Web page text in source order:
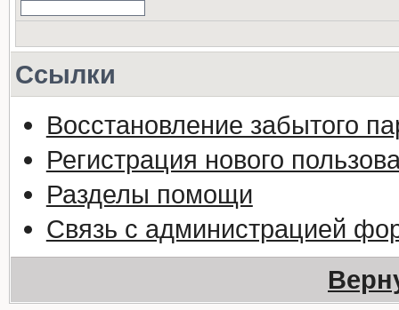
Ссылки
Восстановление забытого
Регистрация нового
Разделы помощи
Связь с администрацией